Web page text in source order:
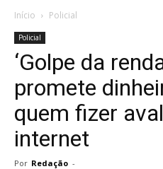
Início Policial
Policial
‘Golpe da
promete
quem fizer
internet
Por Redação -